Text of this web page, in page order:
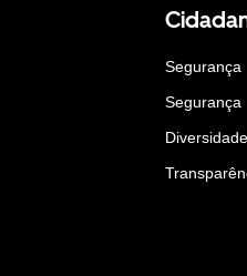
Segurança
Segurança
Diversidade